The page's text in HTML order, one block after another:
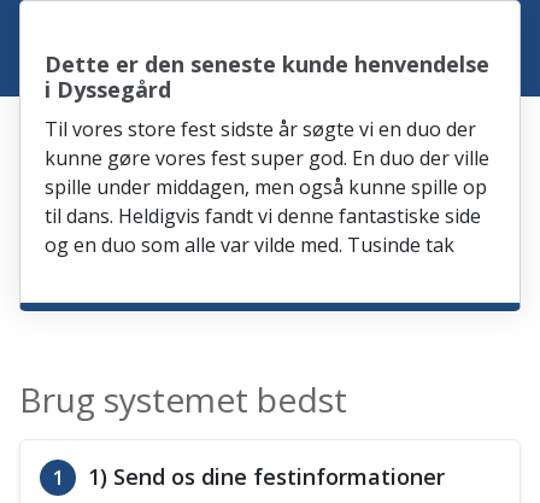
Dette er den seneste kunde henvendelse
i Dyssegård
Til vores store fest sidste år søgte vi en duo der
kunne gøre vores fest super god. En duo der ville
spille under middagen, men også kunne spille op
til dans. Heldigvis fandt vi denne fantastiske side
og en duo som alle var vilde med. Tusinde tak
Brug systemet bedst
1 1) Send os dine festinformationer